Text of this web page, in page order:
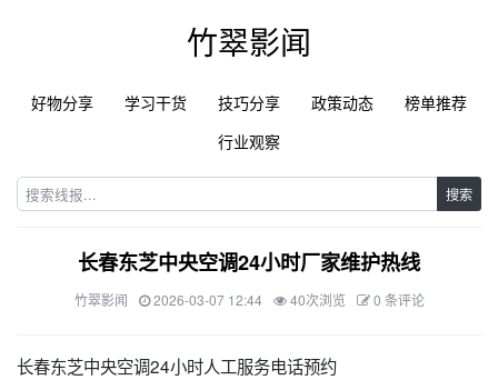
竹翠影闻
好物分享 学习干货 技巧分享 政策动态
榜单推荐
行业观察
搜索
长春东芝中央空调24小时厂家维护热线
竹翠影闻 2026-03-07 12:44 40次浏览 0 条评论
长春东芝中央空调24小时人工服务电话预约